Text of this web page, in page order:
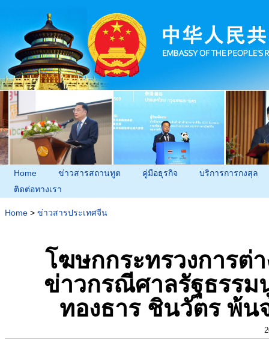
Home ข่าวสารสถานทูต คู่มือธุรกิจ
บริการการกงสุล
ติดต่อทางเรา
Home > ข่าวสารประเทศจีน
โฆษกกระทรวงการต่
ข่าวกรณีศาลรัฐธรร
ทองธาร ชินวัตร พ้น